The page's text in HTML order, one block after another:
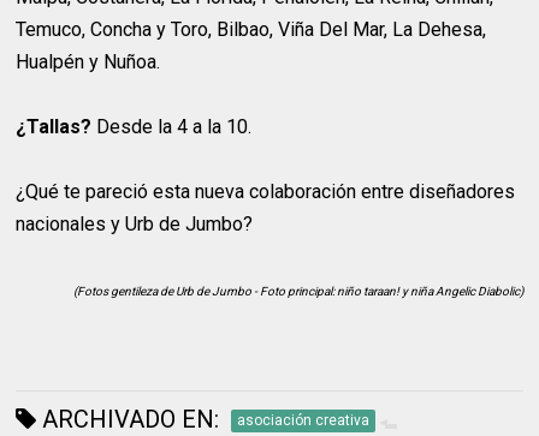
Temuco, Concha y Toro, Bilbao, Viña Del Mar, La Dehesa,
Hualpén y Nuñoa.
¿Tallas? Desde la 4 a la 10.
¿Qué te pareció esta nueva colaboración entre diseñadores
nacionales y Urb de Jumbo?
(Fotos gentileza de Urb de Jumbo - Foto principal: niño taraan! y niña Angelic Diabolic)
ARCHIVADO EN: asociación creativa